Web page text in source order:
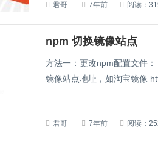
君哥 7年前 阅读：
npm 切换镜像站点
方法一：更改npm配置文件
镜像站点地址，如淘宝镜像
君哥 7年前 阅读：